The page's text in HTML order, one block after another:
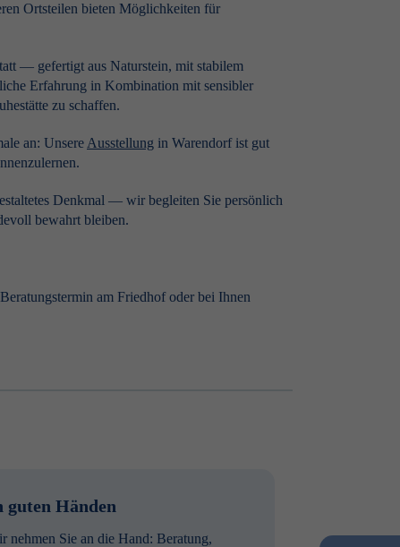
Ortsteilen bieten Möglichkeiten für
— gefertigt aus Naturstein, mit stabilem
Erfahrung in Kombination mit sensibler
zu schaffen.
an: Unsere Ausstellung in Warendorf ist gut
Denkmal — wir begleiten Sie persönlich
bewahrt bleiben.
am Friedhof oder bei Ihnen
guten Händen
nehmen Sie an die Hand: Beratung,